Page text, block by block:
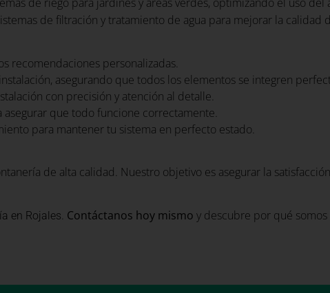
de filtración y tratamiento de agua para mejorar la calidad
recomendaciones personalizadas.
asegurando que todos los elementos se integren
con precisión y atención al detalle.
asegurar que todo funcione correctamente.
para mantener tu sistema en perfecto estado.
de alta calidad. Nuestro objetivo es asegurar la
en Rojales. Contáctanos hoy mismo y descubre por qué